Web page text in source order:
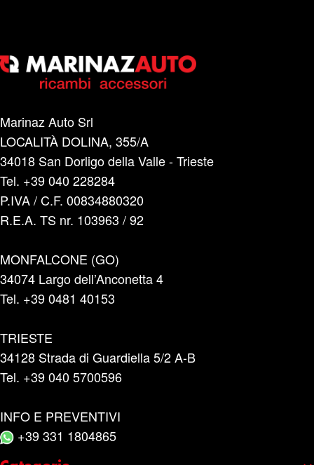
Marinaz Auto Srl
LOCALITÀ DOLINA, 355/A
34018 San Dorligo della Valle - Trieste
Tel. +39 040 228284
P.IVA / C.F. 00834880320
R.E.A. TS nr. 103963 / 92
MONFALCONE (GO)
34074 Largo dell’Anconetta 4
Tel. +39 0481 40153
TRIESTE
34128 Strada di Guardiella 5/2 A-B
Tel. +39 040 5700596
INFO E PREVENTIVI
+39 331 1804865